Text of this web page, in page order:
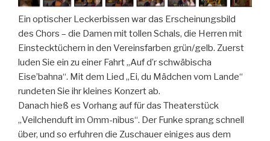
Ein optischer Leckerbissen war das Erscheinungsbild
des Chors – die Damen mit tollen Schals, die Herren mit
Einstecktüchern in den Vereinsfarben grün/gelb. Zuerst
luden Sie ein zu einer Fahrt „Auf d’r schwäbischa
Eise’bahna“. Mit dem Lied „Ei, du Mädchen vom Lande“
rundeten Sie ihr kleines Konzert ab.
Danach hieß es Vorhang auf für das Theaterstück
„Veilchenduft im Omm-nibus“. Der Funke sprang schnell
über, und so erfuhren die Zuschauer einiges aus dem